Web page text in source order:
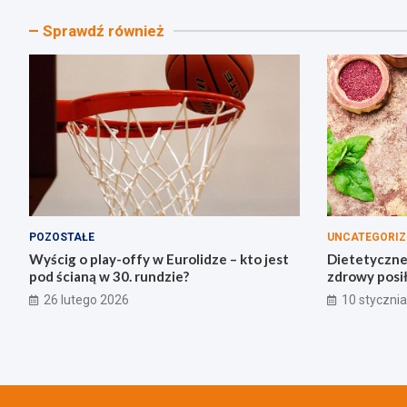
Sprawdź również
POZOSTAŁE
Wyścig o play-offy w Eurolidze – kto jest
pod ścianą w 30. rundzie?
26 lutego 2026
zdrowy
10